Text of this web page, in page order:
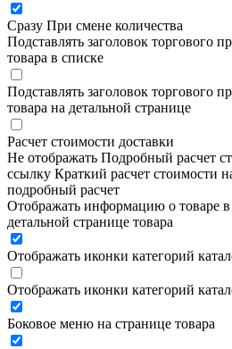
Сразу При смене количества
Подставлять заголовок торгового
товара в списке
Подставлять заголовок торгового
товара на детальной странице
Расчет стоимости доставки
Не отображать Подробный расчет
ссылку Краткий расчет стоимости
подробный расчет
Отображать информацию о товаре
детальной странице товара
Отображать иконки категорий
Отображать иконки категорий
Боковое меню на странице товара